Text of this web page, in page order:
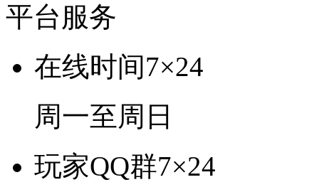
平台服务
在线时间7×24
周一至周日
玩家QQ群7×24